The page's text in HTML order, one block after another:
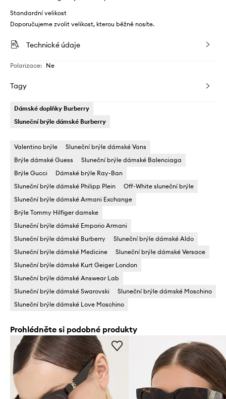
Standardní velikost
Doporučujeme zvolit velikost, kterou běžně nosíte.
Technické údaje
Polarizace: Ne
Tagy
Dámské doplňky Burberry
Sluneční brýle dámské Burberry
Valentino brýle
Sluneční brýle dámské Vans
Brýle dámské Guess
Sluneční brýle dámské Balenciaga
Brýle Gucci
Dámské brýle Ray-Ban
Sluneční brýle dámské Philipp Plein
Off-White sluneční brýle
Sluneční brýle dámské Armani Exchange
Brýle Tommy Hilfiger damske
Sluneční brýle dámské Emporio Armani
Sluneční brýle dámské Burberry
Sluneční brýle dámské Aldo
Sluneční brýle dámské Medicine
Sluneční brýle dámské Versace
Sluneční brýle dámské Kurt Geiger London
Sluneční brýle dámské Answear Lab
Sluneční brýle dámské Swarovski
Sluneční brýle dámské Moschino
Sluneční brýle dámské Love Moschino
Prohlédněte si podobné produkty